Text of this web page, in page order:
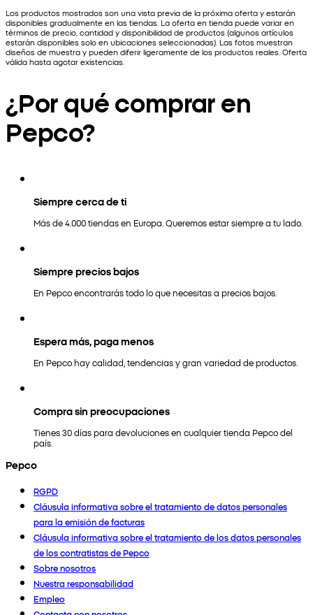
Los productos mostrados son una vista previa de la próxima oferta y estarán
disponibles gradualmente en las tiendas. La oferta en tienda puede variar en
términos de precio, cantidad y disponibilidad de productos (algunos artículos
estarán disponibles solo en ubicaciones seleccionadas). Las fotos muestran
diseños de muestra y pueden diferir ligeramente de los productos reales. Oferta
válida hasta agotar existencias.
¿Por qué comprar en
Pepco?
Siempre cerca de ti
Más de 4.000 tiendas en Europa. Queremos estar siempre a tu lado.
Siempre precios bajos
En Pepco encontrarás todo lo que necesitas a precios bajos.
Espera más, paga menos
En Pepco hay calidad, tendencias y gran variedad de productos.
Compra sin preocupaciones
Tienes 30 días para devoluciones en cualquier tienda Pepco del
país.
Pepco
RGPD
Cláusula informativa sobre el tratamiento de datos personales
para la emisión de facturas
Cláusula informativa sobre el tratamiento de los datos personales
de los contratistas de Pepco
Sobre nosotros
Nuestra responsabilidad
Empleo